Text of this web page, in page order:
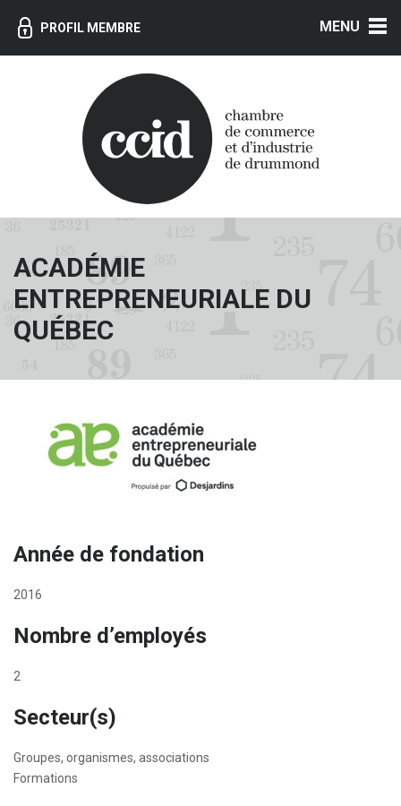
PROFIL MEMBRE
ACADÉMIE
ENTREPRENEURIALE DU
QUÉBEC
Année de fondation
2016
Nombre d’employés
2
Secteur(s)
Groupes, organismes, associations
Formations
MENU